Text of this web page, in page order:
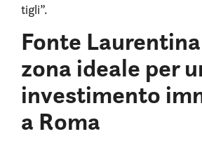
tigli”.
Fonte
zona ideale per
investimento
a Roma